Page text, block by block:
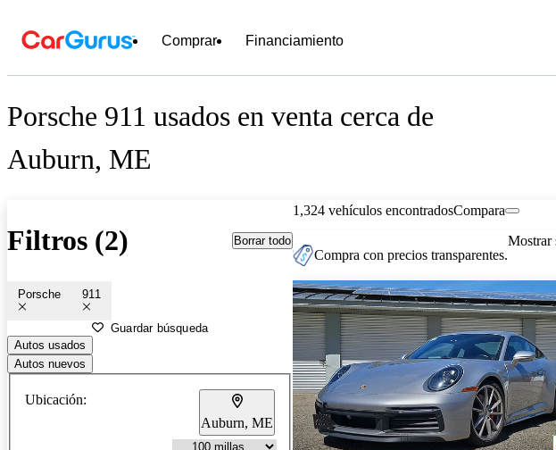
Comprar Financiamiento
Porsche 911 usados en venta cerca de
Auburn, ME
Filtros (2) Borrar todo
Porsche 911
Guardar búsqueda
Autos usados
Autos nuevos
Ubicación:
Auburn, ME
1,324 vehículos encontradosCompara
Compra con precios transparentes.
Mostrar